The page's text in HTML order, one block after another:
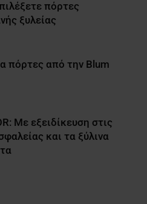
πόρτες
ξυλείας
πόρτες από την Blum
Με εξειδίκευση στις
και τα ξύλινα